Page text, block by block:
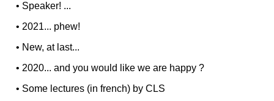
• Speaker! ...
• 2021... phew!
• New, at last...
• 2020... and you would like we are happy ?
• Some lectures (in french) by CLS